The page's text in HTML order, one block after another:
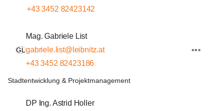
+43 3452 82423142
GL
Mag. Gabriele List
gabriele.list@leibnitz.at
+43 3452 82423186
Stadtentwicklung & Projektmanagement
DP Ing. Astrid Holler